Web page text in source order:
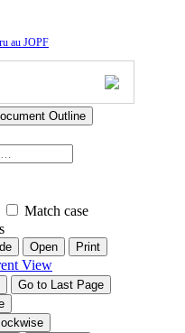
au JOPF
Outline
Match case
Open
Print
View
Go to Last Page